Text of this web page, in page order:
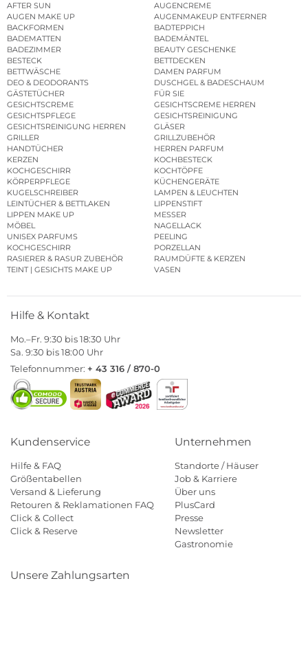
AFTER SUN
AUGENCREME
AUGEN MAKE UP
AUGENMAKEUP ENTFERNER
BACKFORMEN
BADTEPPICH
BADEMATTEN
BADEMÄNTEL
BADEZIMMER
BEAUTY GESCHENKE
BESTECK
BETTDECKEN
BETTWÄSCHE
DAMEN PARFUM
DEO & DEODORANTS
DUSCHGEL & BADESCHAUM
GÄSTETÜCHER
FÜR SIE
GESICHTSCREME
GESICHTSCREME HERREN
GESICHTSPFLEGE
GESICHTSREINIGUNG
GESICHTSREINIGUNG HERREN
GLÄSER
GRILLER
GRILLZUBEHÖR
HANDTÜCHER
HERREN PARFUM
KERZEN
KOCHBESTECK
KOCHGESCHIRR
KOCHTÖPFE
KÖRPERPFLEGE
KÜCHENGERÄTE
KUGELSCHREIBER
LAMPEN & LEUCHTEN
LEINTÜCHER & BETTLAKEN
LIPPENSTIFT
LIPPEN MAKE UP
MESSER
MÖBEL
NAGELLACK
UNISEX PARFUMS
PEELING
KOCHGESCHIRR
PORZELLAN
RASIERER & RASUR ZUBEHÖR
RAUMDÜFTE & KERZEN
TEINT | GESICHTS MAKE UP
VASEN
Hilfe & Kontakt
Mo.–Fr. 9:30 bis 18:30 Uhr
Sa. 9:30 bis 18:00 Uhr
Telefonnummer: + 43 316 / 870-0
Kundenservice
Hilfe & FAQ
Größentabellen
Versand & Lieferung
Retouren & Reklamationen FAQ
Click & Collect
Click & Reserve
Unternehmen
Standorte / Häuser
Job & Karriere
Über uns
PlusCard
Presse
Newsletter
Gastronomie
Unsere Zahlungsarten